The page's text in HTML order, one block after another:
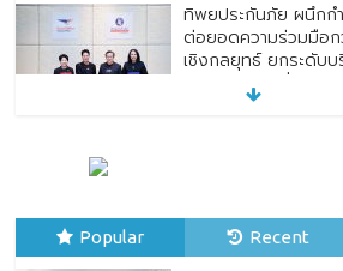
ทิพยประกันภัย ผนึกก
ต่อยอดความร่วมมือ
เชิงกลยุทธ์ ยกระดับบ
ถึงประกันภัยเพื่อประชา
Popular Recent